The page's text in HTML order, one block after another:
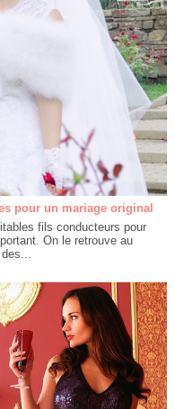
pour un mariage original
fils conducteurs pour
On le retrouve au